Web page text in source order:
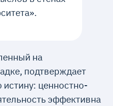
на
подтверждает
истину: ценностно-
эффективна